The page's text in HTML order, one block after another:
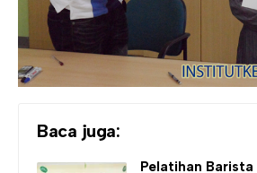
Baca juga:
Pelatihan Barista